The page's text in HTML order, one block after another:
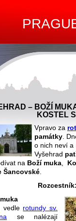
– BOŽÍ
KOSTEL
Vpravo za
památky .
o nich neví a
Vyšehrad
na Boží muka
Šancovské
vedle rotundy sv.
se nalézají